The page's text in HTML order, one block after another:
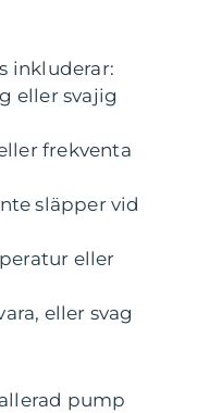
inkluderar:
eller svajig
frekventa
släpper vid
eller
eller svag
pump